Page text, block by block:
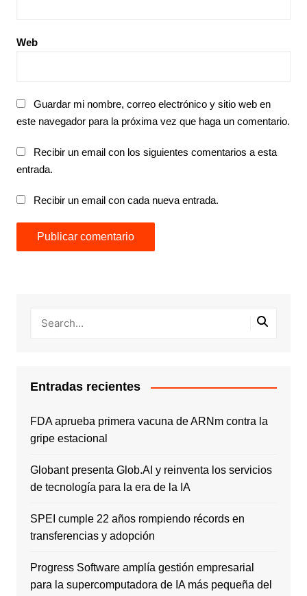
Web
Guardar mi nombre, correo electrónico y sitio web en
este navegador para la próxima vez que haga un comentario.
Recibir un email con los siguientes comentarios a esta
entrada.
Recibir un email con cada nueva entrada.
Entradas recientes
FDA aprueba primera vacuna de ARNm contra la
gripe estacional
Globant presenta Glob.AI y reinventa los servicios
de tecnología para la era de la IA
SPEI cumple 22 años rompiendo récords en
transferencias y adopción
Progress Software amplía gestión empresarial
para la supercomputadora de IA más pequeña del